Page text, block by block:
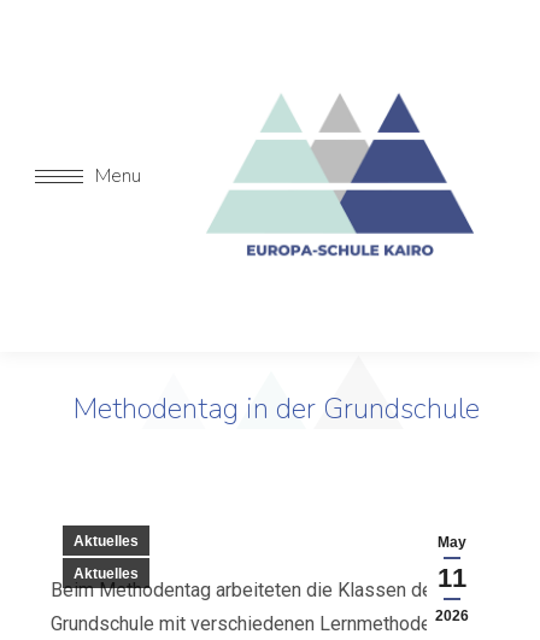
Menu
Methodentag in der Grundschule
May
11
2026
Aktuelles
Aktuelles
Beim Methodentag arbeiteten die Klassen der
Grundschule mit verschiedenen Lernmethoden und